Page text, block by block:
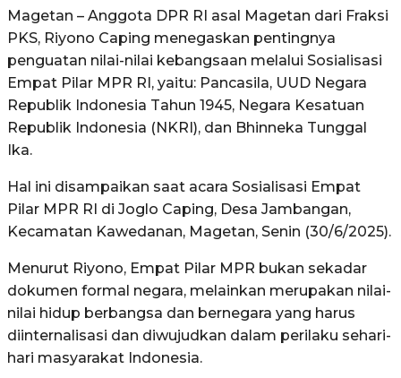
Magetan – Anggota DPR RI asal Magetan dari Fraksi
PKS, Riyono Caping menegaskan pentingnya
penguatan nilai-nilai kebangsaan melalui Sosialisasi
Empat Pilar MPR RI, yaitu: Pancasila, UUD Negara
Republik Indonesia Tahun 1945, Negara Kesatuan
Republik Indonesia (NKRI), dan Bhinneka Tunggal
Ika.
Hal ini disampaikan saat acara Sosialisasi Empat
Pilar MPR RI di Joglo Caping, Desa Jambangan,
Kecamatan Kawedanan, Magetan, Senin (30/6/2025).
Menurut Riyono, Empat Pilar MPR bukan sekadar
dokumen formal negara, melainkan merupakan nilai-
nilai hidup berbangsa dan bernegara yang harus
diinternalisasi dan diwujudkan dalam perilaku sehari-
hari masyarakat Indonesia.